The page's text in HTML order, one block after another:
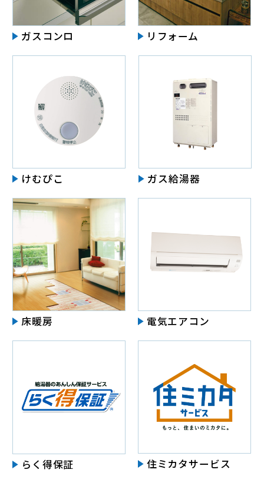
ガスコンロ リフォーム
けむぴこ ガス給湯器
床暖房 電気エアコン
らく得保証 住ミカタサービス